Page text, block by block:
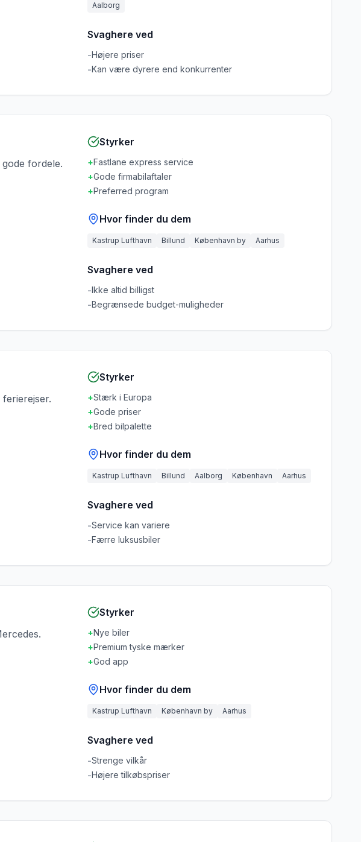
Aalborg
Svaghere ved
-Højere priser
-Kan være dyrere end konkurrenter
fordele.
Styrker
+Fastlane express service
+Gode firmabilaftaler
+Preferred program
Hvor finder du dem
Kastrup Lufthavn Billund København by Aarhus
Svaghere ved
-Ikke altid billigst
-Begrænsede budget-muligheder
Styrker
+Stærk i Europa
+Gode priser
+Bred bilpalette
Hvor finder du dem
Kastrup Lufthavn Billund Aalborg København Aarhus
Svaghere ved
-Service kan variere
-Færre luksusbiler
Styrker
+Nye biler
+Premium tyske mærker
+God app
Hvor finder du dem
Kastrup Lufthavn København by Aarhus
Svaghere ved
-Strenge vilkår
-Højere tilkøbspriser